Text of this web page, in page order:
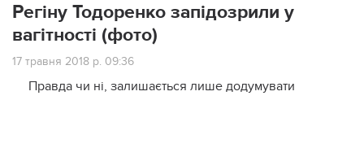
Регіну Тодоренко запідозрили у
вагітності (фото)
17 травня 2018 р. 09:36
Правда чи ні, залишається лише додумувати